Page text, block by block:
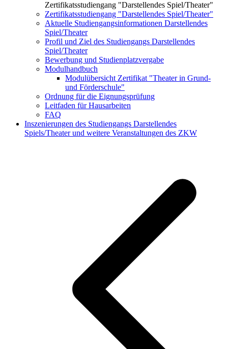
Zertifikatsstudiengang "Darstellendes Spiel/Theater"
Zertifikatsstudiengang "Darstellendes Spiel/Theater"
Aktuelle Studiengangsinformationen Darstellendes
Spiel/Theater
Profil und Ziel des Studiengangs Darstellendes
Spiel/Theater
Bewerbung und Studienplatzvergabe
Modulhandbuch
Modulübersicht Zertifikat "Theater in Grund-
und Förderschule"
Ordnung für die Eignungsprüfung
Leitfaden für Hausarbeiten
FAQ
Inszenierungen des Studiengangs Darstellendes
Spiels/Theater und weitere Veranstaltungen des ZKW